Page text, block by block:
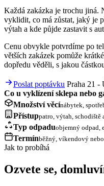
Každá zakázka je trochu jiná.
vyklidit, co má zůstat, jaký je
výtah a kde půjde zastavit s
Cenu obvykle potvrdíme po
větších zakázek pomůže
dopředu věděli, s jakou
Poslat poptávku Praha 21 -
Co u vyklízení sklepa nebo
Množství věcínábytek,
Přístuppatro, výtah, schodiště
Typ odpaduobjemný odpad,
Termínběžný, víkendový
Jak to probíhá
Ozvete se,